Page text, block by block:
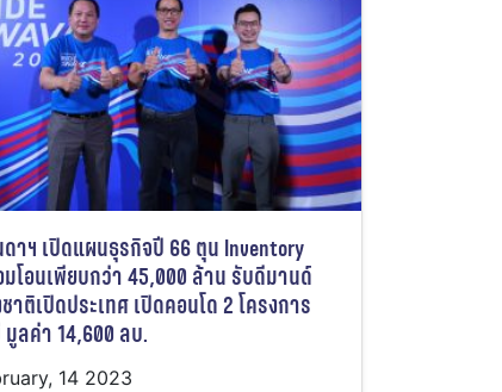
าฯ เปิดแผนธุรกิจปี 66 ตุน Inventory
โอนเพียบกว่า 45,000 ล้าน รับดีมานด์
าติเปิดประเทศ เปิดคอนโด 2 โครงการ
มูลค่า 14,600 ลบ.
14 2023